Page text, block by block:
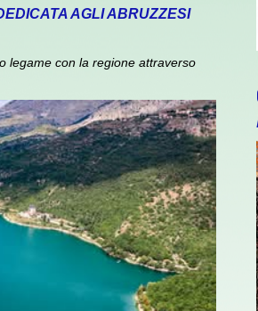
AGLI ABRUZZESI
legame con la regione attraverso